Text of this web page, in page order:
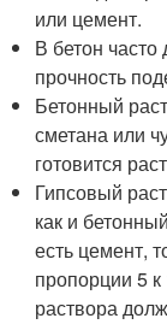
или цемент.
В бетон часто
прочность
Бетонный
сметана или
готовится
Гипсовый
как и
есть цемент,
пропорции 5
раствора